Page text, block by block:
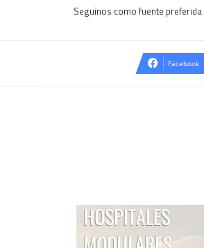
Seguinos como fuente preferida
Facebook